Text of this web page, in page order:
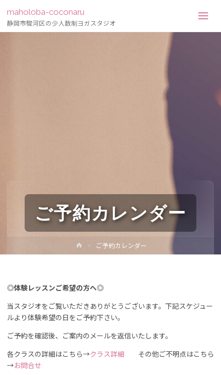
maholoba-coconaru
静岡市駿河区の少人数制ヨガスタジオ
ご予約カレンダー
ホ
ー
ご予約カレンダー
◎体験レッスンご希望の方へ◎
当スタジオをご覧いただきありがとうございます。下記スケジュー
ルより体験希望の日をご予約下さい。
ご予約を確認後、ご案内のメールを返信いたします。
各クラスの詳細はこちら→クラス詳細 その他ご不明点はこちら
→お問合せ